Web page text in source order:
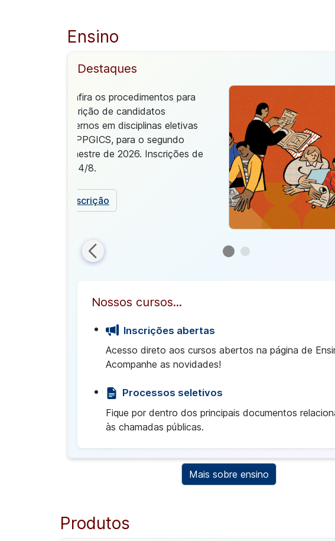
Ensino
Destaques
Confira os procedimentos para
inscrição de candidatos
externos em disciplinas eletivas
do PPGICS, para o segundo
semestre de 2026. Inscrições de
3 a 4/8.
Inscrição
Nossos cursos...
Inscrições abertas
Acesso direto aos cursos abertos na página de
Acompanhe as novidades!
Processos seletivos
Fique por dentro dos principais documentos
às chamadas públicas.
Mais sobre ensino
Produtos